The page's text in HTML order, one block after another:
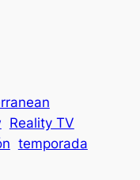
Reality TV
temporada